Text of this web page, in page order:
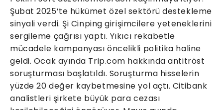
Şubat 2025’te hükümet özel sektörü destekleme
sinyali verdi. Şi Cinping girişimcilere yeteneklerini
sergileme çağrısı yaptı. Yıkıcı rekabetle
mücadele kampanyası öncelikli politika haline
geldi. Ocak ayında Trip.com hakkında antitröst
soruşturması başlatıldı. Soruşturma hisselerin
yüzde 20 değer kaybetmesine yol açtı. Citibank
analistleri şirkete büyük para cezası